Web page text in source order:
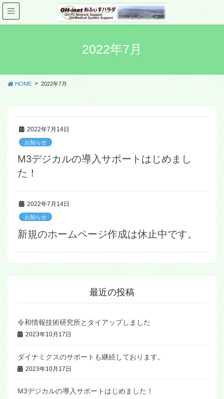
2022年7月
HOME 2022年7月
2022年7月14日
お知らせ
M3デジカルの導入サポートはじめまし
た！
2022年7月14日
お知らせ
新規のホームページ作成は休止中です。
最近の投稿
令和情報技術研究所とタイアップしました
2023年10月17日
ダイナミクスのサポートも継続しております。
2023年10月17日
M3デジカルの導入サポートはじめました！